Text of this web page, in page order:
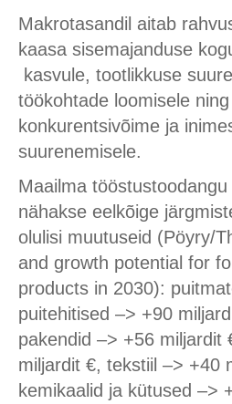
Makrotasandil aitab
kaasa sisemajanduse
kasvule, tootlikkuse
töökohtade loomisele
konkurentsivõime ja
suurenemisele.
Maailma
nähakse eelkõige
olulisi muutuseid (Pöyry/
and growth potential for
products in 2030):
puitehitised –> +90
pakendid –> +56 miljardit
miljardit €, tekstiil –> +40
kemikaalid ja kütused –>